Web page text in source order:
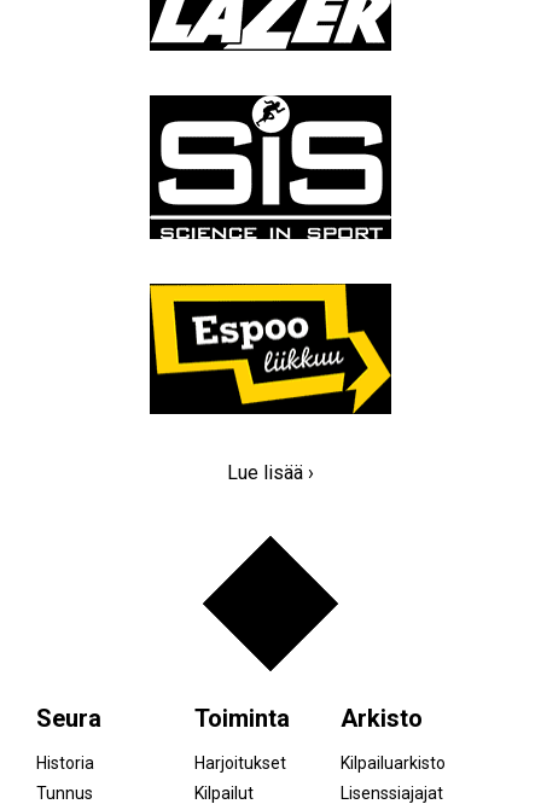
Lue lisää ›
Seura
Historia
Tunnus
Toiminta
Harjoitukset
Kilpailut
Arkisto
Kilpailuarkisto
Lisenssiajajat